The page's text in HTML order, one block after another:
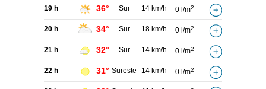
19 h 36° Sur 14 km/h 0 l/m2
20 h 34° Sur 18 km/h 0 l/m2
21 h 32° Sur 14 km/h 0 l/m2
22 h 31° Sureste 14 km/h 0 l/m2